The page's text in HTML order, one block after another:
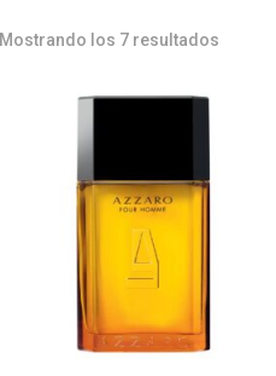
Mostrando los 7 resultados